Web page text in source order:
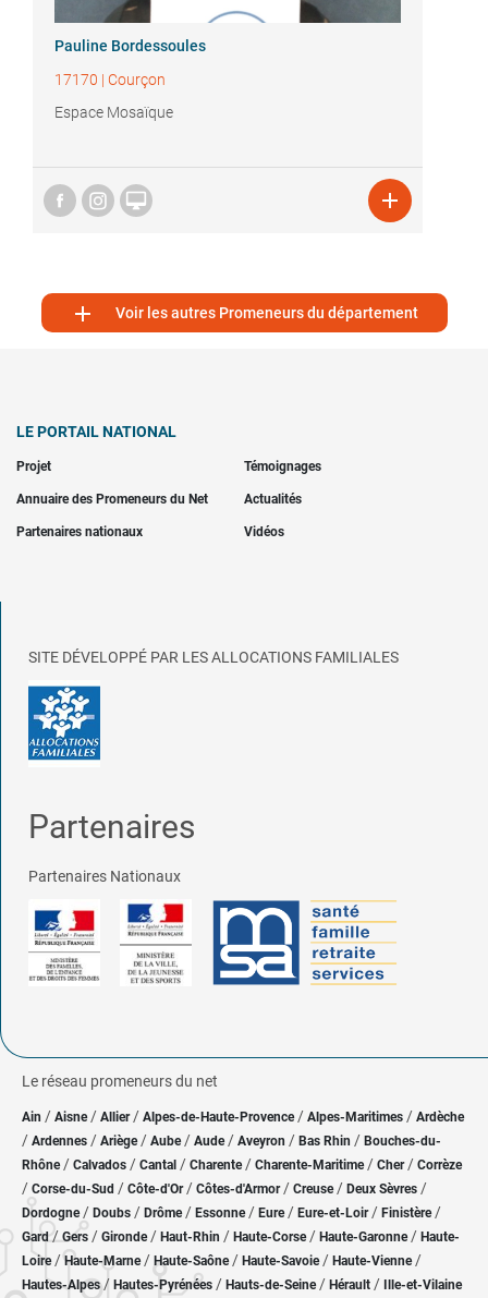
Pauline Bordessoules
17170 | Courçon
Espace Mosaïque
 
 Voir les autres Promeneurs du département
LE PORTAIL NATIONAL
Projet Témoignages
Annuaire des Promeneurs du Net Actualités
Partenaires nationaux Vidéos
SITE DÉVELOPPÉ PAR LES ALLOCATIONS FAMILIALES
Partenaires
Partenaires Nationaux
Le réseau promeneurs du net
Ain / Aisne/ Allier/ Alpes-de-Haute-Provence / Alpes-Maritimes / Ardèche
/ Ardennes / Ariège/ Aube/ Aude / Aveyron / Bas Rhin / Bouches-du-
Rhône/ Calvados / Cantal / Charente / Charente-Maritime/ Cher / Corrèze
/ Corse-du-Sud / Côte-d'Or / Côtes-d'Armor/ Creuse/ Deux Sèvres /
Dordogne/ Doubs / Drôme/ Essonne / Eure/ Eure-et-Loir / Finistère/
Gard/Gers / Gironde/ Haut-Rhin / Haute-Corse/ Haute-Garonne/ Haute-
Loire/Haute-Marne/ Haute-Saône/ Haute-Savoie/ Haute-Vienne/
Hautes-Alpes/ Hautes-Pyrénées / Hauts-de-Seine/ Hérault / Ille-et-Vilaine